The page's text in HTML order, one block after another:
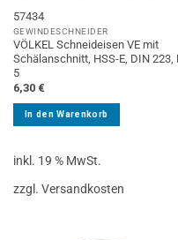
57434
GEWINDESCHNEIDER
VÖLKEL Schneideisen VE mit
Schälanschnitt, HSS-E, DIN 223,
5
6,30 €
In den Warenkorb
inkl. 19 % MwSt.
zzgl. Versandkosten